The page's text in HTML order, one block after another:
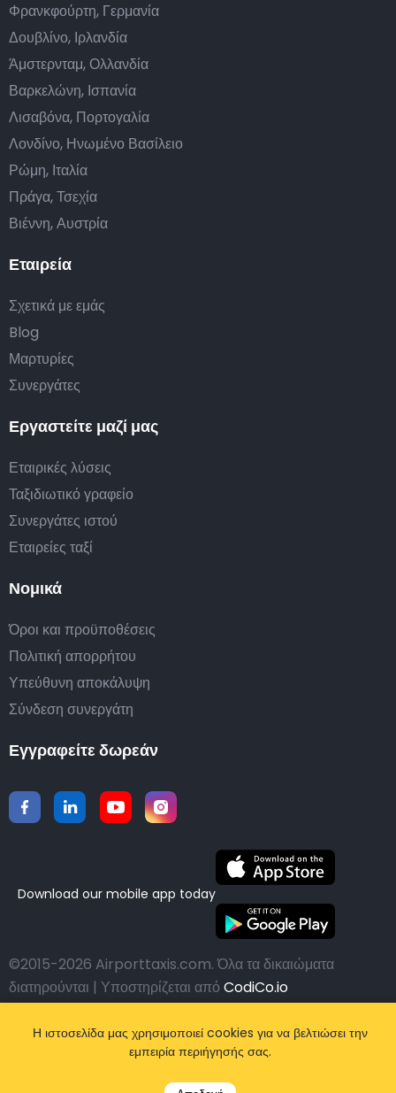
Εταιρεία
Σχετικά με εμάς
Blog
Μαρτυρίες
Συνεργάτες
Εργαστείτε μαζί μας
Εταιρικές λύσεις
Ταξιδιωτικό γραφείο
Συνεργάτες ιστού
Εταιρείες ταξί
Νομικά
Όροι και προϋποθέσεις
Πολιτική απορρήτου
Υπεύθυνη αποκάλυψη
Σύνδεση συνεργάτη
Φρανκφούρτη, Γερμανία
Δουβλίνο, Ιρλανδία
Άμστερνταμ, Ολλανδία
Βαρκελώνη, Ισπανία
Λισαβόνα, Πορτογαλία
Λονδίνο, Ηνωμένο Βασίλειο
Ρώμη, Ιταλία
Πράγα, Τσεχία
Βιέννη, Αυστρία
Εγγραφείτε δωρεάν
Download our mobile app today
©2015-2026 Airporttaxis.com.Όλα τα δικαιώματα
διατηρούνται | Υποστηρίζεται από CodiCo.io
Η ιστοσελίδα μας χρησιμοποιεί cookies για να βελτιώσει την
εμπειρία περιήγησής σας.